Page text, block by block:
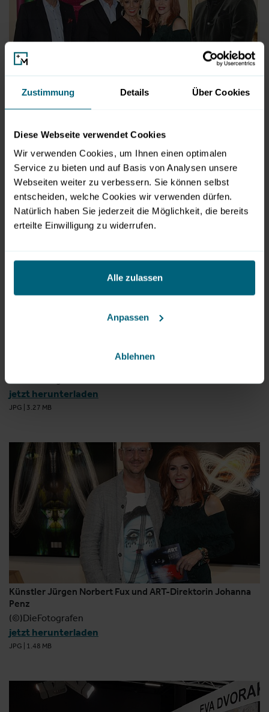
Zustimmung Details Über Cookies
Diese Webseite verwendet Cookies
Wir verwenden Cookies, um Ihnen einen optimalen
Service zu bieten und auf Basis von Analysen unsere
Webseiten weiter zu verbessern. Sie können selbst
entscheiden, welche Cookies wir verwenden dürfen.
Natürlich haben Sie jederzeit die Möglichkeit, die bereits
erteilte Einwilligung zu widerrufen.
Alle zulassen
Anpassen
Ablehnen
und Michael Wagner
(©)DieFotografen
jetzt herunterladen
JPG|1.23 MB
jetzt herunterladen
JPG 3.27 MB
Künstler Jürgen Norbert Fux und ART-Direktorin Johanna
Penz
(©)DieFotografen
jetzt herunterladen
JPG 1.48 MB